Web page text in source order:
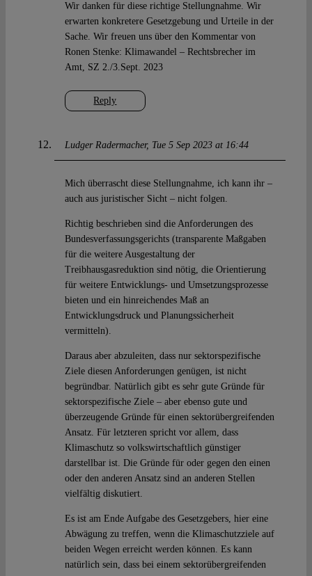
Reply
Wir danken für diese richtige Stellungnahme. Wir
erwarten konkretere Gesetzgebung und Urteile in der
Sache. Wir freuen uns über den Kommentar von
Ronen Stenke: Klimawandel – Rechtsbrecher im
Amt, SZ 2./3.Sept. 2023
Ludger Radermacher Tue 5 Sep 2023 at 16:44
Mich überrascht diese Stellungnahme, ich kann ihr –
auch aus juristischer Sicht – nicht folgen.
Richtig beschrieben sind die Anforderungen des
Bundesverfassungsgerichts (transparente Maßgaben
für die weitere Ausgestaltung der
Treibhausgasreduktion sind nötig, die Orientierung
für weitere Entwicklungs- und Umsetzungsprozesse
bieten und ein hinreichendes Maß an
Entwicklungsdruck und Planungssicherheit
vermitteln).
Daraus aber abzuleiten, dass nur sektorspezifische
Ziele diesen Anforderungen genügen, ist nicht
begründbar. Natürlich gibt es sehr gute Gründe für
sektorspezifische Ziele – aber ebenso gute und
überzeugende Gründe für einen sektorübergreifenden
Ansatz. Für letzteren spricht vor allem, dass
Klimaschutz so volkswirtschaftlich günstiger
darstellbar ist. Die Gründe für oder gegen den einen
oder den anderen Ansatz sind an anderen Stellen
vielfältig diskutiert.
Es ist am Ende Aufgabe des Gesetzgebers, hier eine
Abwägung zu treffen, wenn die Klimaschutzziele auf
beiden Wegen erreicht werden können. Es kann
natürlich sein, dass bei einem sektorübergreifenden